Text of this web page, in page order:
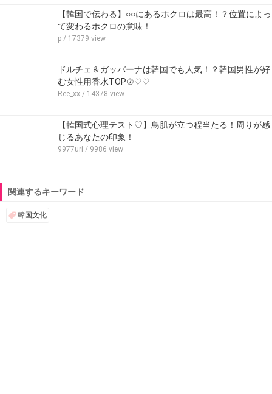
【韓国で伝わる】○○にあるホクロは最高！？位置によっ
て変わるホクロの意味！
p / 17379 view
ドルチェ＆ガッバーナは韓国でも人気！？韓国男性が好
む女性用香水TOP⑦♡♡
Ree_xx / 14378 view
【韓国式心理テスト♡】鳥肌が立つ程当たる！周りが感
じるあなたの印象！
9977uri / 9986 view
関連するキーワード
韓国文化